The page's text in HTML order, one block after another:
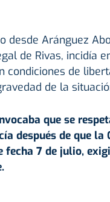
desde Aránguez
de Rivas, incidía
condiciones de
de la
que se
después de que
fecha 7 de julio,